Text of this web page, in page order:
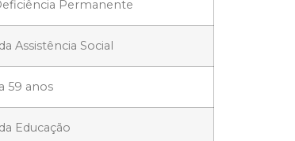
Permanente
Assistência Social
59 anos
Educação